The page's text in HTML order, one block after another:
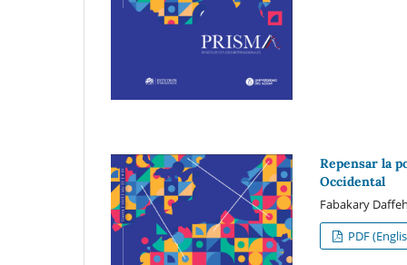
Repensar la
Occidental
Fabakary
PDF